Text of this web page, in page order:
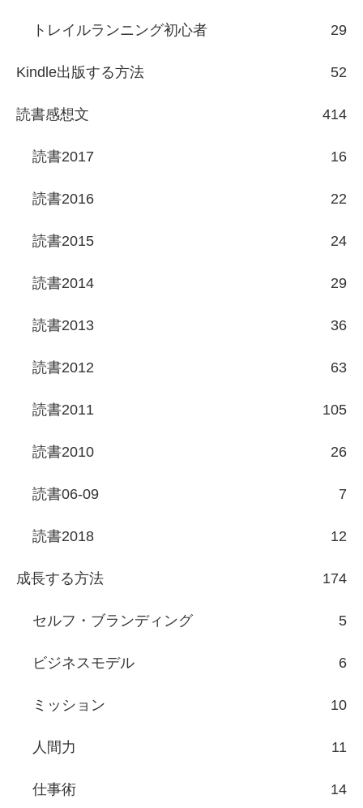
トレイルランニング初心者 29
Kindle出版する方法 52
読書感想文 414
読書2017 16
読書2016 22
読書2015 24
読書2014 29
読書2013 36
読書2012 63
読書2011 105
読書2010 26
読書06-09 7
読書2018 12
成長する方法 174
セルフ・ブランディング 5
ビジネスモデル 6
ミッション 10
人間力 11
仕事術 14